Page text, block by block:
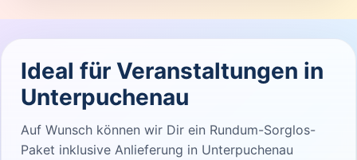
Ideal für Veranstaltungen in
Unterpuchenau
Auf Wunsch können wir Dir ein Rundum-Sorglos-
Paket inklusive Anlieferung in Unterpuchenau